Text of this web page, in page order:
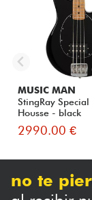
MUSIC MAN
StingRay
Housse - black
2990.00 €
no te